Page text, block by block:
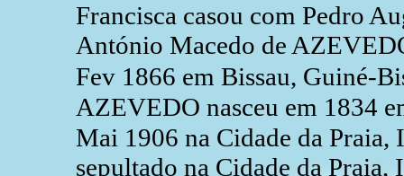
Francisca casou com Pedro
António Macedo de
Fev 1866 em Bissau, Guiné-
AZEVEDO nasceu em 1834
Mai 1906 na Cidade da Praia,
sepultado na Cidade da Praia,